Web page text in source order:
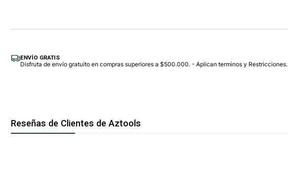
ENVÍO GRATIS
Disfruta de envío gratuito en compras superiores a $500.000. - Aplican terminos y Restricciones.
Reseñas de Clientes de Aztools